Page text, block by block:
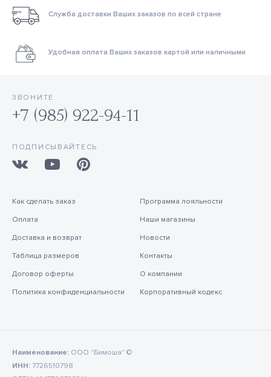
Служба доставки Ваших заказов по всей стране
Удобная оплата Ваших заказов картой или наличными
ЗВОНИТЕ
+7 (985) 922-94-11
ПОДПИСЫВАЙТЕСЬ
Как сделать заказ
Оплата
Доставка и возврат
Таблица размеров
Договор оферты
Политика конфиденциальности
Программа лояльности
Наши магазины
Новости
Контакты
О компании
Корпоративный кодекс
Наименование: ООО "Бимоша" ©
ИНН: 7726510798